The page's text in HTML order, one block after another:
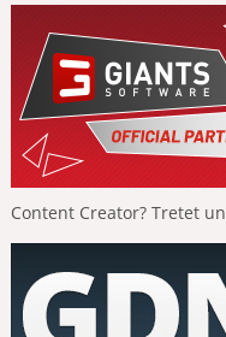
Content Creator? Tretet